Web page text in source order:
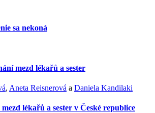
sa nekoná
mezd lékařů a sester
, Aneta Reisnerová a Daniela Kandilaki
lékařů a sester v České republice